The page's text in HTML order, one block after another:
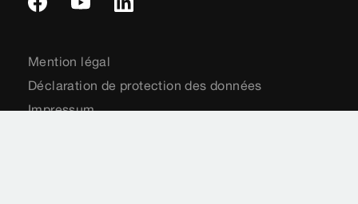
Mention légal
Déclaration de protection des données
Impressum